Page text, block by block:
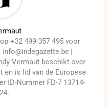
+32 499 357 495 voor
|
Vermaut beschikt over
en is lid van de Europese
ID-Nummer FD-7 13714-